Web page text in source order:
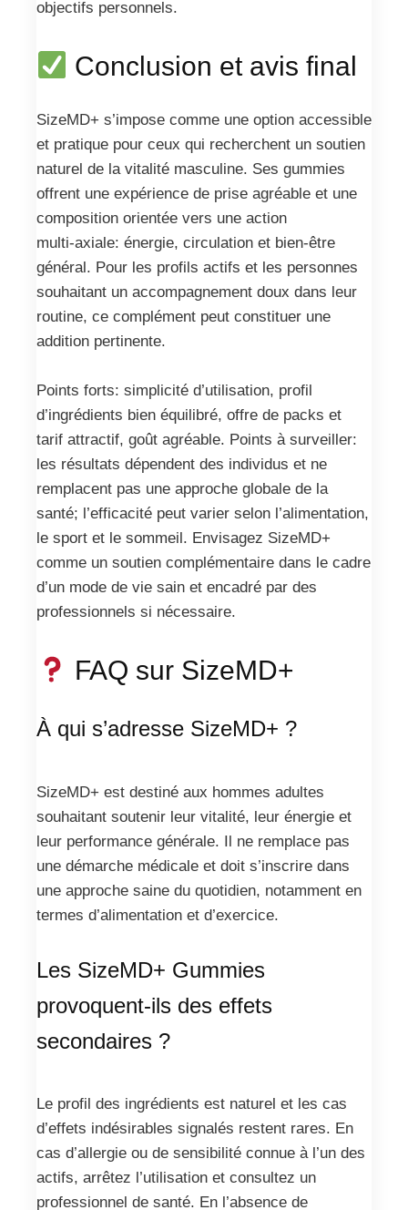
objectifs personnels.
Conclusion et avis final
SizeMD+ s’impose comme une option accessible
et pratique pour ceux qui recherchent un soutien
naturel de la vitalité masculine. Ses gummies
offrent une expérience de prise agréable et une
composition orientée vers une action
multi‑axiale: énergie, circulation et bien-être
général. Pour les profils actifs et les personnes
souhaitant un accompagnement doux dans leur
routine, ce complément peut constituer une
addition pertinente.
Points forts: simplicité d’utilisation, profil
d’ingrédients bien équilibré, offre de packs et
tarif attractif, goût agréable. Points à surveiller:
les résultats dépendent des individus et ne
remplacent pas une approche globale de la
santé; l’efficacité peut varier selon l’alimentation,
le sport et le sommeil. Envisagez SizeMD+
comme un soutien complémentaire dans le cadre
d’un mode de vie sain et encadré par des
professionnels si nécessaire.
FAQ sur SizeMD+
À qui s’adresse SizeMD+ ?
SizeMD+ est destiné aux hommes adultes
souhaitant soutenir leur vitalité, leur énergie et
leur performance générale. Il ne remplace pas
une démarche médicale et doit s’inscrire dans
une approche saine du quotidien, notamment en
termes d’alimentation et d’exercice.
Les SizeMD+ Gummies
provoquent-ils des effets
secondaires ?
Le profil des ingrédients est naturel et les cas
d’effets indésirables signalés restent rares. En
cas d’allergie ou de sensibilité connue à l’un des
actifs, arrêtez l’utilisation et consultez un
professionnel de santé. En l’absence de